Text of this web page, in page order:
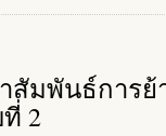
สัมพันธ์การ
2